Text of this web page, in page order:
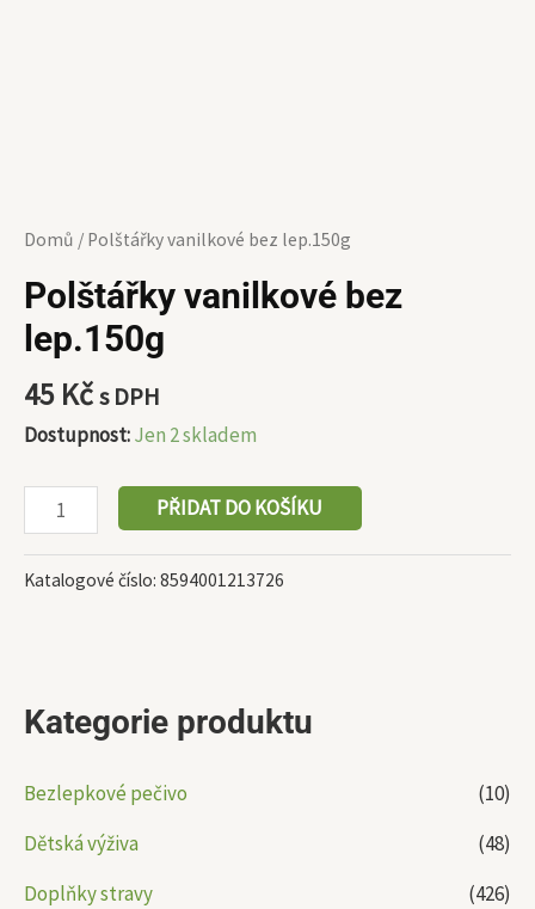
Kategorie produktu
Bezlepkové pečivo
(10)
Dětská výživa
(48)
Doplňky stravy
(426)
Domů / Polštářky vanilkové bez lep.150g
Polštářky vanilkové bez
lep.150g
45 Kčs DPH
Dostupnost:Jen 2 skladem
PŘIDAT DO KOŠÍKU
Katalogové číslo: 8594001213726